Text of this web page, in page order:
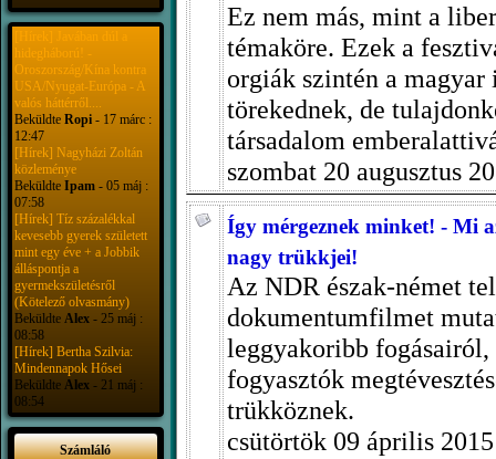
[Hírek] Javában dúl a
hidegháború! -
Oroszország/Kína kontra
USA/Nyugat-Európa - A
valós háttérről....
Beküldte Ropi - 17 márc :
12:47
[Hírek] Nagyházi Zoltán
közleménye
Beküldte Ipam - 05 máj :
07:58
[Hírek] Tíz százalékkal
kevesebb gyerek született
mint egy éve + a Jobbik
álláspontja a
gyermekszületésről
(Kötelező olvasmány)
Beküldte Alex - 25 máj :
08:58
[Hírek] Bertha Szilvia:
Mindennapok Hősei
Beküldte Alex - 21 máj :
08:54
Számláló
Ez nem más, mint a
témaköre. Ezek a
orgiák szintén a magyar
törekednek, de
társadalom
szombat 20 augusztus
Így mérgeznek minket! - Mi
nagy trükkjei!
Az NDR észak-német
dokumentumfilmet
leggyakoribb
fogyasztók
trükköznek.
csütörtök 09 április